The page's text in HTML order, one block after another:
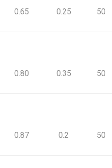
0.65 0.25 50
0.80 0.35 50
0.87 0.2 50